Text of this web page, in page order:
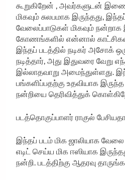
கூறுகிறேன் , அவர்களுடன்
மிகவும் சுலபமாக இருந்தது,
வேலைப்பாடுகள் மிகவும் நன்றாக
கோணங்களில் என்னால்
இந்தப் படத்தில் நடிகர் அசோக்
நடித்தார், அது இதுவரை வேறு
இல்லாதவாறு அமைந்துள்ளது.
பங்களிப்பதற்கு உதவியாக
நன்றியை தெரிவித்துக்
படத்தொகுப்பாளர் ராகுல்
இந்தப் படம் மிக ஜாலியாக
எடிட் செய்ய மிக ஈஸியாக
நன்றி. படத்திற்கு ஆதரவு